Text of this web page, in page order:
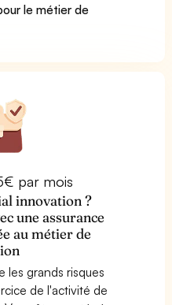
le métier de
par mois
innovation ?
une assurance
au métier de
grands risques
de l'activité de